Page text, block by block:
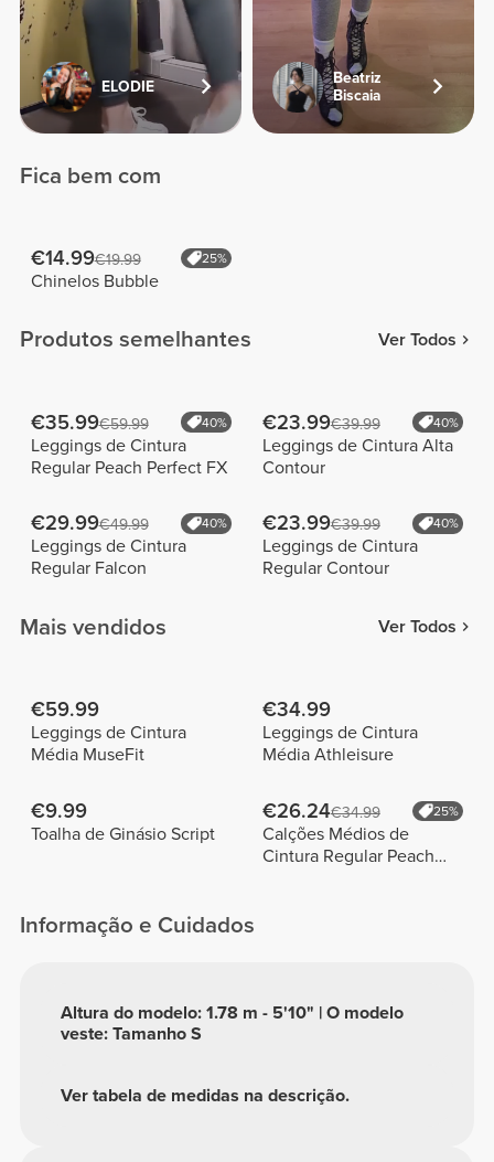
ELODIE
Beatriz
Biscaia
Fica bem com
€14.99€19.99 25%
Chinelos Bubble
Produtos semelhantes Ver Todos
€35.99€59.99 40%
Leggings de Cintura
Regular Peach Perfect FX
€23.99€39.99 40%
Leggings de Cintura Alta
Contour
€29.99€49.99 40%
Leggings de Cintura
Regular Falcon
€23.99€39.99 40%
Leggings de Cintura
Regular Contour
Mais vendidos Ver Todos
€59.99
Leggings de Cintura
Média MuseFit
€34.99
Leggings de Cintura
Média Athleisure
€9.99
Toalha de Ginásio Script
€26.24€34.99 25%
Calções Médios de
Cintura Regular Peach
Informação e Cuidados
Ver tabela de medidas na descrição.
Altura do modelo: 1.78 m - 5'10" | O modelo
veste: Tamanho S